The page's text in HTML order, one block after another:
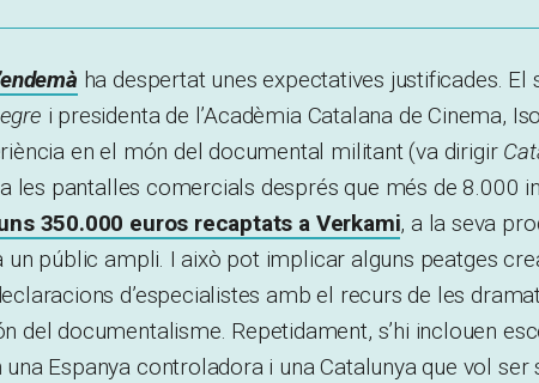
ha despertat unes expectatives justificades. El
i presidenta de l’Acadèmia Catalana de Cinema,
en el món del documental militant (va dirigir
les pantalles comercials després que més de 8.000
350.000 euros recaptats a Verkami, a la seva
un públic ampli. I això pot implicar alguns peatges
d’especialistes amb el recurs de les
del documentalisme. Repetidament, s’hi inclouen
Espanya controladora i una Catalunya que vol ser